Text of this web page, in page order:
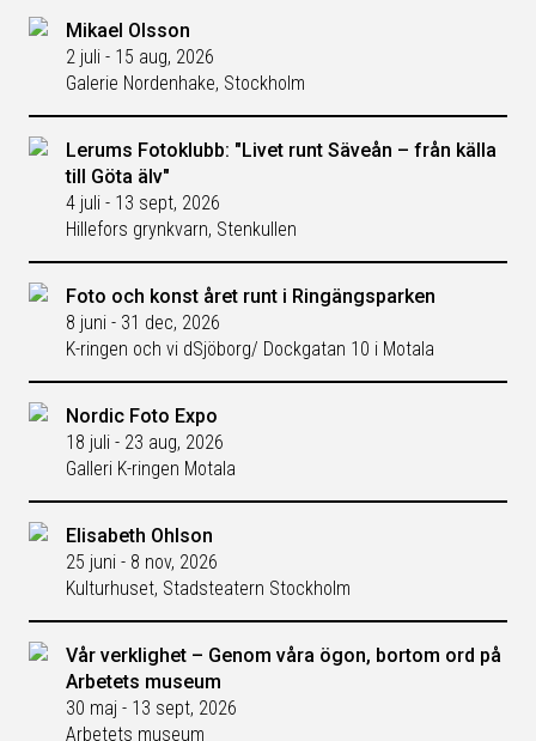
Mikael Olsson
2 juli - 15 aug, 2026
Galerie Nordenhake, Stockholm
Lerums Fotoklubb: "Livet runt Säveån – från källa
till Göta älv"
4 juli - 13 sept, 2026
Hillefors grynkvarn, Stenkullen
Foto och konst året runt i Ringängsparken
8 juni - 31 dec, 2026
K-ringen och vi dSjöborg/ Dockgatan 10 i Motala
Nordic Foto Expo
18 juli - 23 aug, 2026
Galleri K-ringen Motala
Elisabeth Ohlson
25 juni - 8 nov, 2026
Kulturhuset, Stadsteatern Stockholm
Vår verklighet – Genom våra ögon, bortom ord på
Arbetets museum
30 maj - 13 sept, 2026
Arbetets museum